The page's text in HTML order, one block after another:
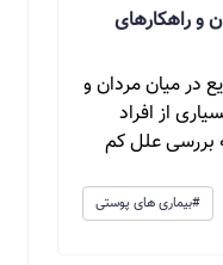
و راهکارهای
در میان مردان و
از افراد
بررسی علل کم
#بیماری های پوستی